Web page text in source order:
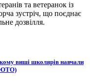
та ветеранок із
зустріч, що поєднає
дозвілля.
виші школярів навчали